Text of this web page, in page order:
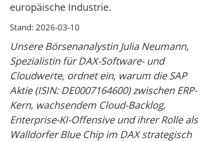
europäische Industrie.
Stand: 2026-03-10
Unsere Börsenanalystin Julia Neumann,
Spezialistin für DAX-Software- und
Cloudwerte, ordnet ein, warum die SAP
Aktie (ISIN: DE0007164600) zwischen ERP-
Kern, wachsendem Cloud-Backlog,
Enterprise-KI-Offensive und ihrer Rolle als
Walldorfer Blue Chip im DAX strategisch